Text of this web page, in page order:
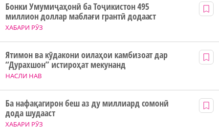
ХАБАРИ РӮЗ
Бонки Умумиҷаҳонӣ ба Тоҷикистон 495
миллион доллар маблағи грантӣ додааст
НАСЛИ НАВ
Ятимон ва кӯдакони оилаҳои камбизоат дар
“Дурахшон” истироҳат мекунанд
ХАБАРИ РӮЗ
Ба нафақагирон беш аз ду миллиард сомонӣ
дода шудааст